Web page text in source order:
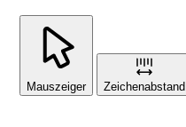
Mauszeiger Zeichenabstand